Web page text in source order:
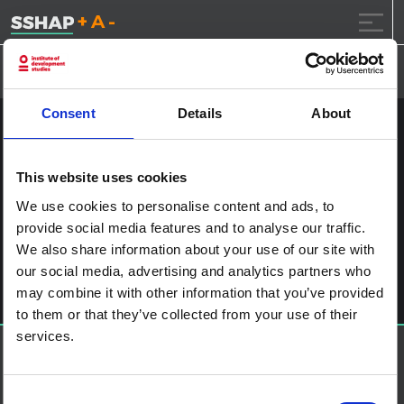
Consent Details About
This website uses cookies
We use cookies to personalise content and ads, to
provide social media features and to analyse our traffic.
We also share information about your use of our site with
our social media, advertising and analytics partners who
may combine it with other information that you’ve provided
to them or that they’ve collected from your use of their
services.
تقليل حجم الخط.
إعادة ضبط حجم
زيادة حجم
الى المحتوى
ssia_admin
آخر الملاحة
Can Zimbabwe survive a second wave of COVID-19?
اترك تعليقاً
يجب أنت تكونمسجل الدخوللتضيف تعليقاً.